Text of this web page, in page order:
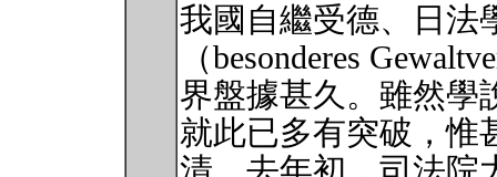
我國自繼受德、日法
（besonderes
界盤據甚久。雖然學
就此已多有突破，惟